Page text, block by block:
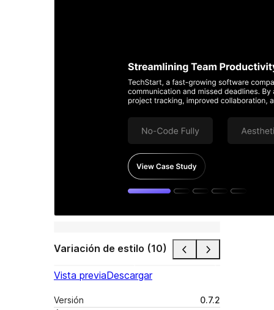
Variación de estilo (10)
Vista previaDescargar
Versión
0.7.2